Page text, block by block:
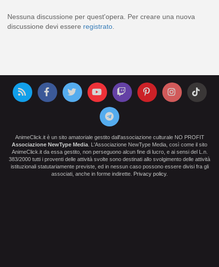
Nessuna discussione per quest'opera. Per creare una nuova
discussione devi essere registrato
AnimeClick.it è un sito amatoriale gestito dall'associazione culturale NO PROFIT
Associazione NewType Media . L'Associazione NewType Media, così come il sito
AnimeClick.it da essa gestito, non perseguono alcun fine di lucro, e ai sensi del L.n.
383/2000 tutti i proventi delle attività svolte sono destinati allo svolgimento delle attività
istituzionali statutariamente previste, ed in nessun caso possono essere divisi fra gli
associati, anche in forme indirette. Privacy policy.